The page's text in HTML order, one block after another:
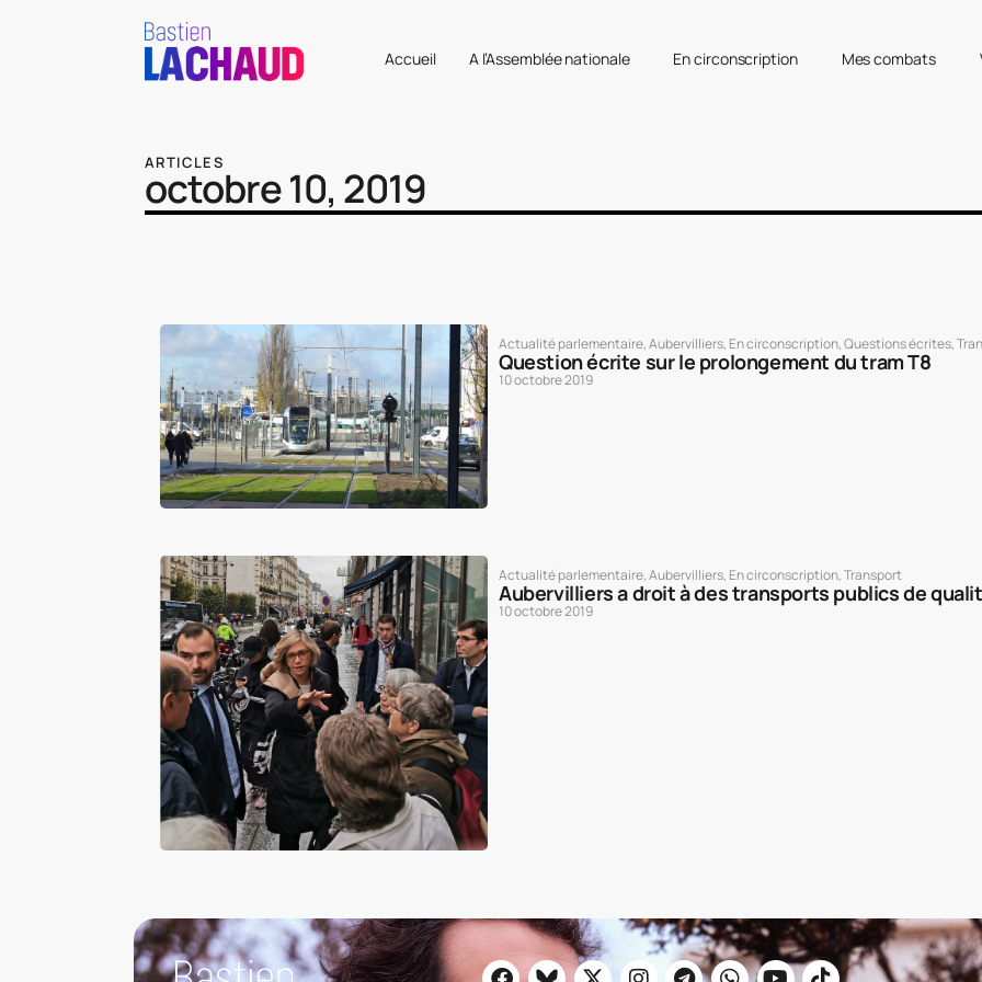
Accueil A l’Assemblée nationale En circonscription Mes combats
ARTICLES
octobre 10, 2019
Actualité parlementaire,Aubervilliers, En circonscription,Questions écrites,
Question écrite sur le prolongement du tram T8
10 octobre 2019
Actualité parlementaire,Aubervilliers, En circonscription,Transport
Aubervilliers a droit à des transports publics de
10 octobre 2019